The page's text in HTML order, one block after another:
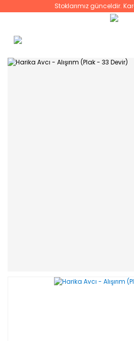
Stoklarımız günceldir.